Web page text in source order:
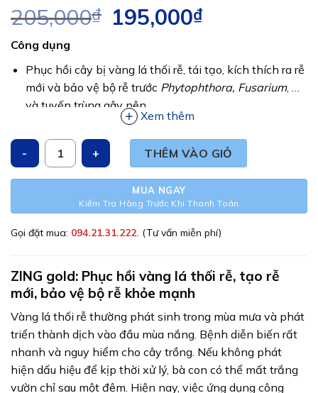
205,000₫ Giá
gốc
205,000₫.
195,000₫Giá
là:
195,000₫.
Công dụng
Phục hồi cây bị vàng lá thối rễ, tái tạo, kích thích ra rễ
mới và bảo vệ bộ rễ trước Phytophthora, Fusarium, …
và tuyến trùng gây nên.
Bổ sung các vi sinh vật có lợi, tăng cường đối kháng
hạn chế nấm bệnh gây hại trong đất.
Hiệu quả cực cao, an toàn không độc hại, phù hợp cho
canh tác nông nghiệp bền vững.
Xem thêm
ZING gold + - Vàng lá thối rễ x2 hiệu quả số lượng
THÊM VÀO GIỎ
MUA NGAY
Kiểm Tra Hàng Trước Khi Thanh Toán
Gọi đặt mua: 094.21.31.222. (Tư vấn miễn phí)
ZING gold: Phục hồi vàng lá thối rễ, tạo rễ
mới, bảo vệ bộ rễ khỏe mạnh
Vàng lá thối rễ thường phát sinh trong mùa mưa và phát
triển thành dịch vào đầu mùa nắng. Bệnh diễn biến rất
nhanh và nguy hiểm cho cây trồng. Nếu không phát
hiện dấu hiệu để kịp thời xử lý, bà con có thể mất trắng
vườn chỉ sau một đêm. Hiện nay, việc ứng dụng công